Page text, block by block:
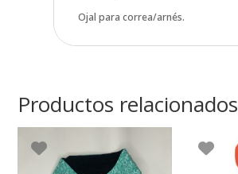
Ojal para correa/arnés.
Productos relacionados